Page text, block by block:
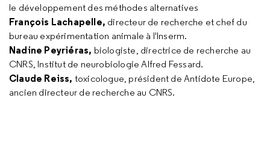
le développement des méthodes alternatives
François Lachapelle, directeur de recherche et chef du
bureau expérimentation animale à l'Inserm.
Nadine Peyriéras, biologiste, directrice de recherche au
CNRS, Institut de neurobiologie Alfred Fessard.
Claude Reiss, toxicologue, président de Antidote Europe,
ancien directeur de recherche au CNRS.